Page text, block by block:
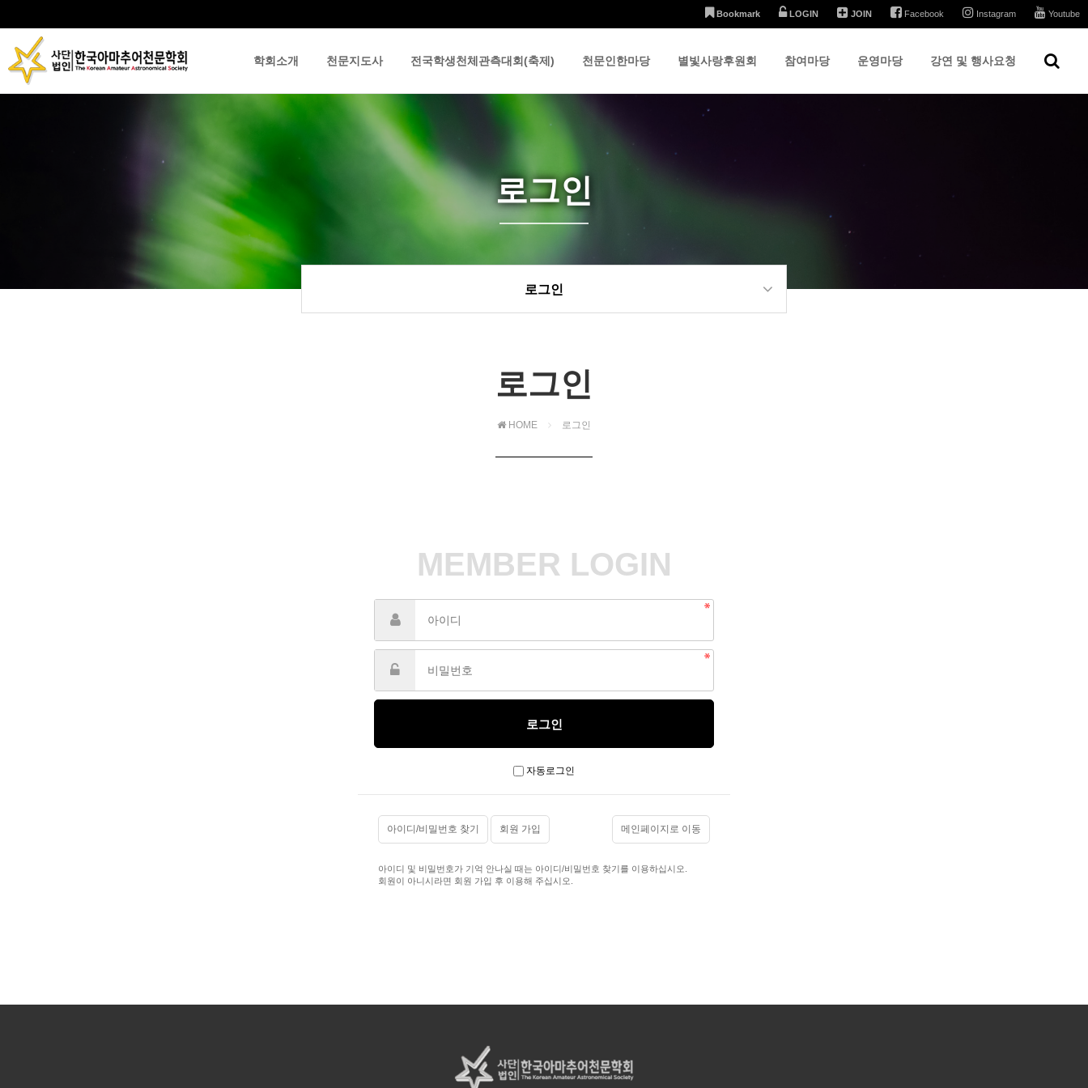
Bookmark LOGIN JOIN Facebook Instagram Youtube
학회소개 천문지도사 전국학생천체관측대회(축제) 천문인한마당 별빛사랑후원회 참여마당
하위분류
운영마당
하위분류
강연 및 행사요청
로그인
로그인
로그인
HOME 로그인
MEMBER LOGIN
자동로그인
아이디/비밀번호 찾기 회원 가입 메인페이지로 이동
아이디 및 비밀번호가 기억 안나실 때는 아이디/비밀번호 찾기를 이용하십시오.
회원이 아니시라면 회원 가입 후 이용해 주십시오.